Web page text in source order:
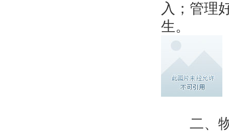
入；管理
生。
二、物